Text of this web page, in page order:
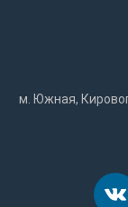
м. Южная,